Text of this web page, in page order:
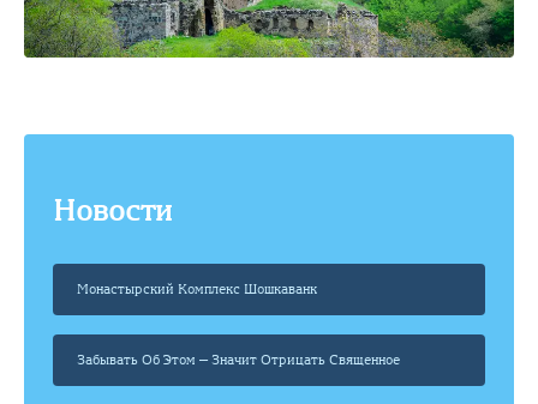
Новости
Монастырский Комплекс Шошкаванк
Забывать Об Этом — Значит Отрицать Священное